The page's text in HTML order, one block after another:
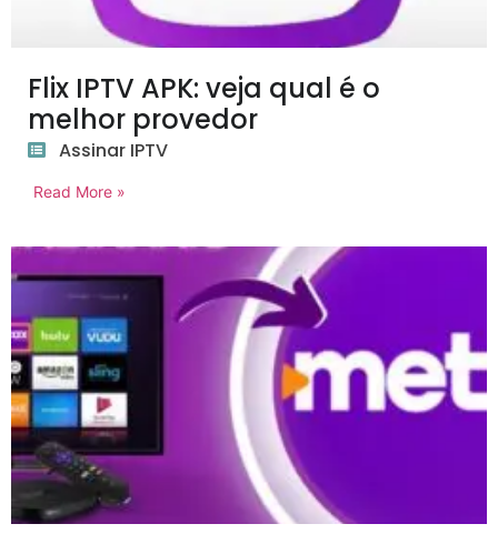
Flix IPTV APK: veja qual é o
melhor provedor
Assinar IPTV
Read More »